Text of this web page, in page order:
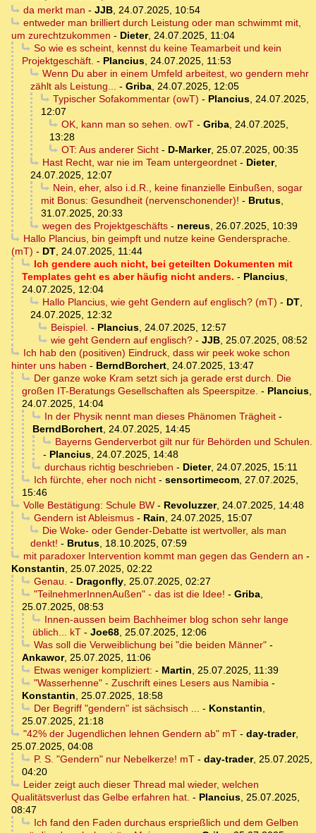
da merkt man - JJB, 24.07.2025, 10:54
entweder man brilliert durch Leistung oder man schwimmt mit,
um zurechtzukommen - Dieter, 24.07.2025, 11:04
So wie es scheint, kennst du keine Teamarbeit und kein
Projektgeschäft. - Plancius, 24.07.2025, 11:53
Wenn Du aber in einem Umfeld arbeitest, wo gendern mehr
zählt als Leistung... - Griba, 24.07.2025, 12:05
Typischer Sofakommentar (owT) - Plancius, 24.07.2025,
12:07
OK, kann man so sehen. owT- Griba, 24.07.2025,
13:28
OT: Aus anderer Sicht- D-Marker, 25.07.2025, 00:35
Hast Recht, war nie im Team untergeordnet- Dieter,
24.07.2025, 12:07
Nein, eher, also i.d.R., keine finanzielle Einbußen, sogar
mit Bonus: Gesundheit (nervenschonender)! - Brutus,
31.07.2025, 20:33
wegen des Projektgeschäfts- nereus, 26.07.2025, 10:39
Hallo Plancius, bin geimpft und nutze keine Gendersprache.
(mT) - DT, 24.07.2025, 11:44
Ich gendere auch nicht, bei geteilten Dokumenten mit
Templates geht es aber häufig nicht anders. - Plancius,
24.07.2025, 12:04
Hallo Plancius, wie geht Gendern auf englisch? (mT) - DT,
24.07.2025, 12:32
Beispiel. - Plancius, 24.07.2025, 12:57
wie geht Gendern auf englisch?- JJB, 25.07.2025, 08:52
Ich hab den (positiven) Eindruck, dass wir peek woke schon
hinter uns haben - BerndBorchert, 24.07.2025, 13:47
Der ganze woke Kram setzt sich ja gerade erst durch. Die
großen IT-Beratungs Gesellschaften als Speerspitze. - Plancius,
24.07.2025, 14:04
In der Physik nennt man dieses Phänomen Trägheit-
BerndBorchert, 24.07.2025, 14:45
Bayerns Genderverbot gilt nur für Behörden und Schulen.
- Plancius, 24.07.2025, 14:48
durchaus richtig beschrieben - Dieter, 24.07.2025, 15:11
Ich fürchte, eher noch nicht- sensortimecom, 27.07.2025,
15:46
Volle Bestätigung: Schule BW- Revoluzzer, 24.07.2025, 14:48
Gendern ist Ableismus- Rain, 24.07.2025, 15:07
Die Woke- oder Gender-Debatte ist wertvoller, als man
denkt! - Brutus, 18.10.2025, 07:59
mit paradoxer Intervention kommt man gegen das Gendern an -
Konstantin, 25.07.2025, 02:22
Genau. - Dragonfly, 25.07.2025, 02:27
"TeilnehmerInnenAußen" - das ist die Idee! - Griba,
25.07.2025, 08:53
Innen-aussen beim Bachheimer blog schon sehr lange
üblich... kT - Joe68, 25.07.2025, 12:06
Was soll die Verweiblichung bei "die beiden Männer"-
Ankawor, 25.07.2025, 11:06
Etwas weniger kompliziert: - Martin, 25.07.2025, 11:39
"Wasserhenne" - Zuschrift eines Lesers aus Namibia-
Konstantin, 25.07.2025, 18:58
Der Begriff "gendern" ist sächsisch ... - Konstantin,
25.07.2025, 21:18
"42% der Jugendlichen lehnen Gendern ab" mT- day-trader,
25.07.2025, 04:08
P. S. "Gendern" nur Nebelkerze! mT- day-trader, 25.07.2025,
04:20
Leider zeigt auch dieser Thread mal wieder, welchen
Qualitätsverlust das Gelbe erfahren hat. - Plancius, 25.07.2025,
08:47
Ich fand den Faden durchaus ersprießlich und dem Gelben